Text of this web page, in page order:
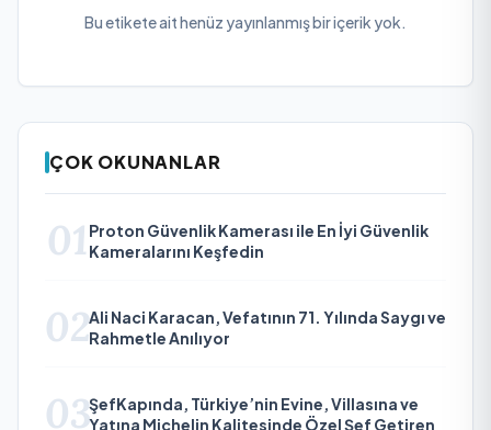
Bu etikete ait henüz yayınlanmış bir içerik yok.
ÇOK OKUNANLAR
01 Proton Güvenlik Kamerası ile En İyi Güvenlik
Kameralarını Keşfedin
02Ali Naci Karacan, Vefatının 71. Yılında Saygı ve
Rahmetle Anılıyor
03ŞefKapında, Türkiye’nin Evine, Villasına ve
Yatına Michelin Kalitesinde Özel Şef Getiren